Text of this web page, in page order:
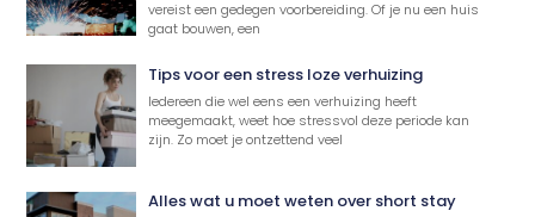
vereist een gedegen voorbereiding. Of je nu een huis
gaat bouwen, een
Tips voor een stress loze verhuizing
Iedereen die wel eens een verhuizing heeft
meegemaakt, weet hoe stressvol deze periode kan
zijn. Zo moet je ontzettend veel
Alles wat u moet weten over short stay